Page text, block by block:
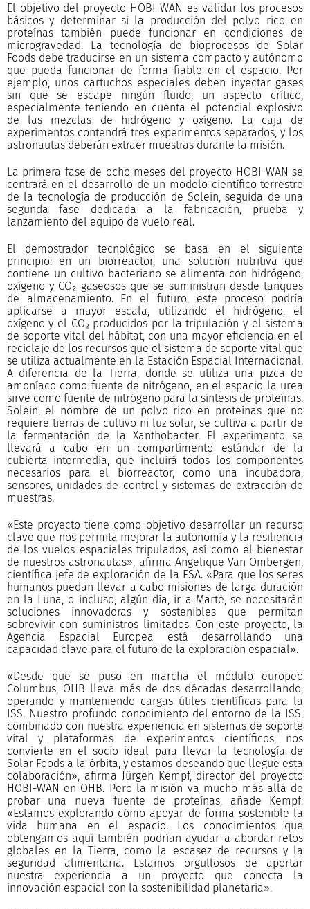
El objetivo del proyecto HOBI-WAN es validar los procesos
básicos y determinar si la producción del polvo rico en
proteínas también puede funcionar en condiciones de
microgravedad. La tecnología de bioprocesos de Solar
Foods debe traducirse en un sistema compacto y autónomo
que pueda funcionar de forma fiable en el espacio. Por
ejemplo, unos cartuchos especiales deben inyectar gases
sin que se escape ningún fluido, un aspecto crítico,
especialmente teniendo en cuenta el potencial explosivo
de las mezclas de hidrógeno y oxígeno. La caja de
experimentos contendrá tres experimentos separados, y los
astronautas deberán extraer muestras durante la misión.
La primera fase de ocho meses del proyecto HOBI-WAN se
centrará en el desarrollo de un modelo científico terrestre
de la tecnología de producción de Solein, seguida de una
segunda fase dedicada a la fabricación, prueba y
lanzamiento del equipo de vuelo real.
El demostrador tecnológico se basa en el siguiente
principio: en un biorreactor, una solución nutritiva que
contiene un cultivo bacteriano se alimenta con hidrógeno,
oxígeno y CO₂ gaseosos que se suministran desde tanques
de almacenamiento. En el futuro, este proceso podría
aplicarse a mayor escala, utilizando el hidrógeno, el
oxígeno y el CO₂ producidos por la tripulación y el sistema
de soporte vital del hábitat, con una mayor eficiencia en el
reciclaje de los recursos que el sistema de soporte vital que
se utiliza actualmente en la Estación Espacial Internacional.
A diferencia de la Tierra, donde se utiliza una pizca de
amoníaco como fuente de nitrógeno, en el espacio la urea
sirve como fuente de nitrógeno para la síntesis de proteínas.
Solein, el nombre de un polvo rico en proteínas que no
requiere tierras de cultivo ni luz solar, se cultiva a partir de
la fermentación de la Xanthobacter. El experimento se
llevará a cabo en un compartimento estándar de la
cubierta intermedia, que incluirá todos los componentes
necesarios para el biorreactor, como una incubadora,
sensores, unidades de control y sistemas de extracción de
muestras.
«Este proyecto tiene como objetivo desarrollar un recurso
clave que nos permita mejorar la autonomía y la resiliencia
de los vuelos espaciales tripulados, así como el bienestar
de nuestros astronautas», afirma Angelique Van Ombergen,
científica jefe de exploración de la ESA. «Para que los seres
humanos puedan llevar a cabo misiones de larga duración
en la Luna, o incluso, algún día, ir a Marte, se necesitarán
soluciones innovadoras y sostenibles que permitan
sobrevivir con suministros limitados. Con este proyecto, la
Agencia Espacial Europea está desarrollando una
capacidad clave para el futuro de la exploración espacial».
«Desde que se puso en marcha el módulo europeo
Columbus, OHB lleva más de dos décadas desarrollando,
operando y manteniendo cargas útiles científicas para la
ISS. Nuestro profundo conocimiento del entorno de la ISS,
combinado con nuestra experiencia en sistemas de soporte
vital y plataformas de experimentos científicos, nos
convierte en el socio ideal para llevar la tecnología de
Solar Foods a la órbita, y estamos deseando que llegue esta
colaboración», afirma Jürgen Kempf, director del proyecto
HOBI-WAN en OHB. Pero la misión va mucho más allá de
probar una nueva fuente de proteínas, añade Kempf:
«Estamos explorando cómo apoyar de forma sostenible la
vida humana en el espacio. Los conocimientos que
obtengamos aquí también podrían ayudar a abordar retos
globales en la Tierra, como la escasez de recursos y la
seguridad alimentaria. Estamos orgullosos de aportar
nuestra experiencia a un proyecto que conecta la
innovación espacial con la sostenibilidad planetaria».